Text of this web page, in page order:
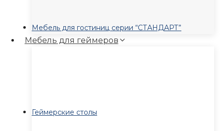
Мебель для гостиниц серии “СТАНДАРТ”
Мебель для геймеров
Геймерские столы